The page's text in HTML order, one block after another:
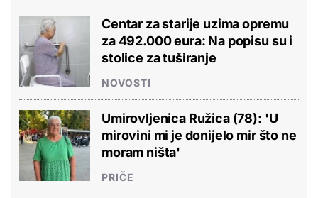
Centar za starije uzima opremu
za 492.000 eura: Na popisu su i
stolice za tuširanje
NOVOSTI
Umirovljenica Ružica (78): 'U
mirovini mi je donijelo mir što ne
moram ništa'
PRIČE